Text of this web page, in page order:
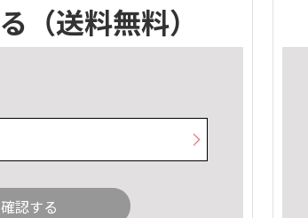
（送料無料）
認する